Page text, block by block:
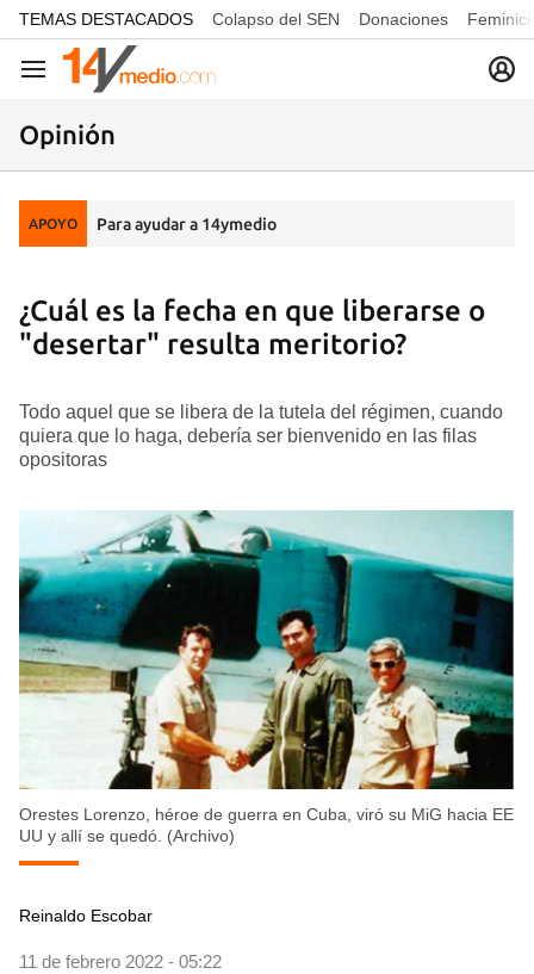
common.go-to-content
TEMAS DESTACADOS Colapso del SEN Donaciones
Navegación
Opinión
APOYO Para ayudar a 14ymedio
¿Cuál es la fecha en que liberarse o
"desertar" resulta meritorio?
Todo aquel que se libera de la tutela del régimen, cuando
quiera que lo haga, debería ser bienvenido en las filas
opositoras
Orestes Lorenzo, héroe de guerra en Cuba, viró su MiG hacia EE
UU y allí se quedó. (Archivo)
Reinaldo Escobar
11 de febrero 2022 - 05:22